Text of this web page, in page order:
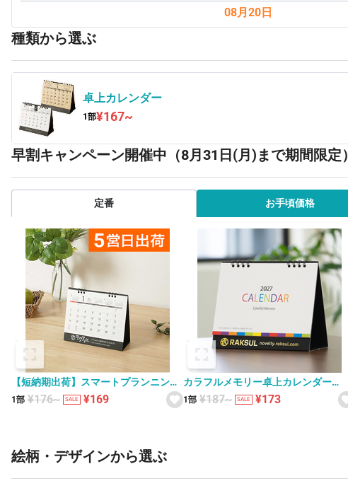
08月20日
種類から選ぶ
卓上カレンダー
1部¥167~
早割キャンペーン開催中（8月31日(月)まで期間限定）
定番 お手頃価格
【短納期出荷】スマートプランニング
卓上カレンダー XS-001
1部 ¥176~ SALE ¥169
カラフルメモリー卓上カレンダー
V010057
1部 ¥187~ SALE ¥173
絵柄・デザインから選ぶ